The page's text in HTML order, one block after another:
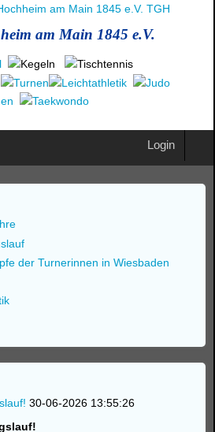
am Main 1845 e.V.
Login
der Turnerinnen in Wiesbaden
30-06-2026 13:55:26